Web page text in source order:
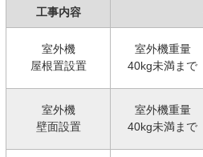
工事内容
室外機
屋根置設置
室外機重量
40kg未満まで
室外機
壁面設置
室外機重量
40kg未満まで